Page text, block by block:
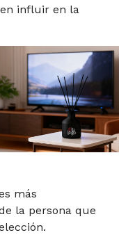
influir en la
más
la persona que